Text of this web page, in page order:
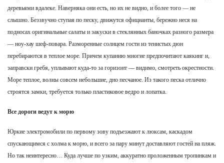
деревьями вдалеке. Наверняка они есть, но их не видно, и более того — не
слышно. Беззвучно ступая по песку, движутся официанты, бережно неся на
подносах оригинальные салаты и закуски в стеклянных баночках разного размера
— ноу-хау шеф-повара. Разморенные солнцем гости из тенистых дюн
перебираются в теплое море. Причем купанию многие предпочитают каякинг и,
заправски гребя, уплывают куда-то за горизонт — видимо, смотреть окрестности.
Море теплое, волны совсем небольшие, дно песчаное. Из такого песка отлично
строятся замки, требуется только пластиковое ведро и лопатка.
Все дороги ведут к морю
Юркие электромобили по первому зову подъезжают к люксам, каскадом
спускающимся с холма к морю, и всего за пару минут доставляют гостей на пляж.
Но так неинтересно… Куда лучше по узким, аккуратно проложенным тропинкам и